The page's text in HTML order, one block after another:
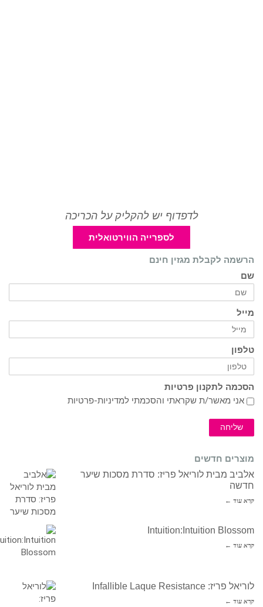
לדפדוף יש להקליק על הכריכה
לספרייה הווירטואלית
הרשמה לקבלת מגזין חינם
שם
מייל
טלפון
הסכמה לתקנון פרטיות
אני מאשר/ת שקראתי והסכמתי למדיניות-פרטיות
שליחה
מוצרים חדשים
אלביב מבית לוריאל פריז: סדרת מסכות שיער
חדשה
קרא עוד ←
Intuition:Intuition Blossom
קרא עוד ←
לוריאל פריז: Infallible Laque Resistance
קרא עוד ←